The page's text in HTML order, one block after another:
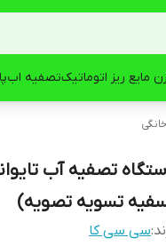
مایع ریز اتوماتیکتصفیه اب
تسویه تصویه)
سی سی کا